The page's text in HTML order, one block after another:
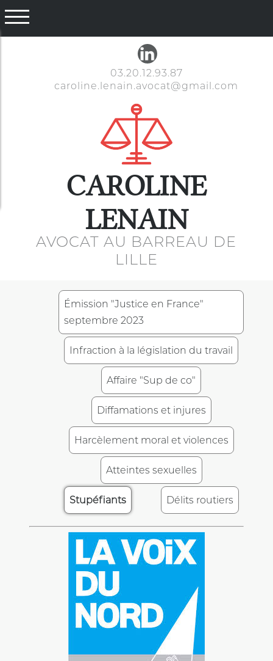
03.20.12.93.87
caroline.lenain.avocat@gmail.com
CAROLINE
LENAIN
AVOCAT AU BARREAU DE
LILLE
Émission "Justice en France"
septembre 2023
Infraction à la législation du travail
Affaire "Sup de co"
Diffamations et injures
Harcèlement moral et violences
Atteintes sexuelles
Stupéfiants Délits routiers